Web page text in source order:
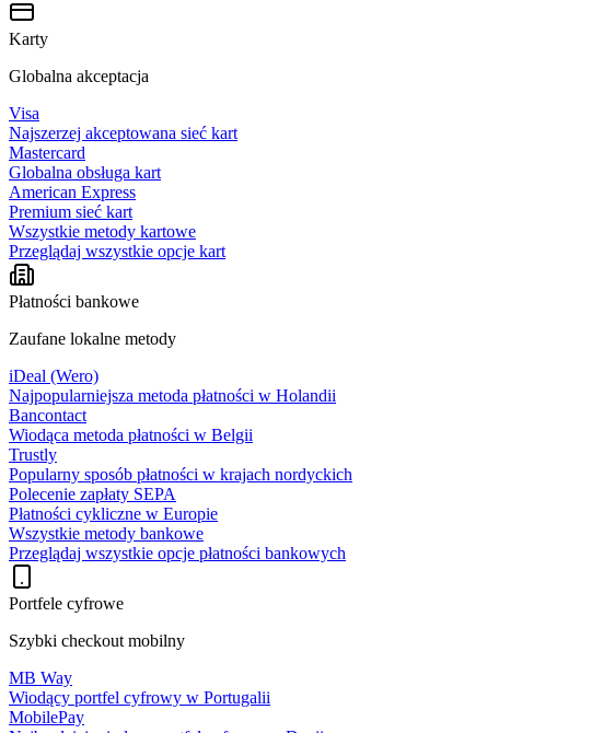
Karty
Globalna akceptacja
Visa
Najszerzej akceptowana sieć kart
Mastercard
Globalna obsługa kart
American Express
Premium sieć kart
Wszystkie metody kartowe
Przeglądaj wszystkie opcje kart
Płatności bankowe
Zaufane lokalne metody
iDeal (Wero)
Najpopularniejsza metoda płatności w Holandii
Bancontact
Wiodąca metoda płatności w Belgii
Trustly
Popularny sposób płatności w krajach nordyckich
Polecenie zapłaty SEPA
Płatności cykliczne w Europie
Wszystkie metody bankowe
Przeglądaj wszystkie opcje płatności bankowych
Portfele cyfrowe
Szybki checkout mobilny
MB Way
Wiodący portfel cyfrowy w Portugalii
MobilePay